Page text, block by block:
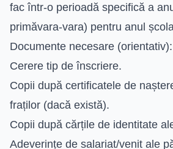
fac într-o perioadă specifică a
primăvara-vara) pentru anul
Documente necesare (orientativ):
Cerere tip de înscriere.
Copii după certificatele de
fraților (dacă există).
Copii după cărțile de identitate
Adeverințe de salariat/venit ale